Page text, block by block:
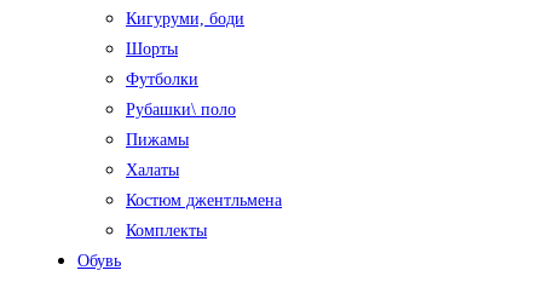
Кигуруми, боди
Шорты
Футболки
Рубашки\ поло
Пижамы
Халаты
Костюм джентльмена
Комплекты
Обувь